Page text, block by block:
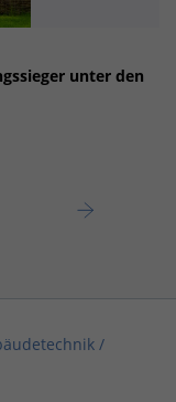
unter den
/